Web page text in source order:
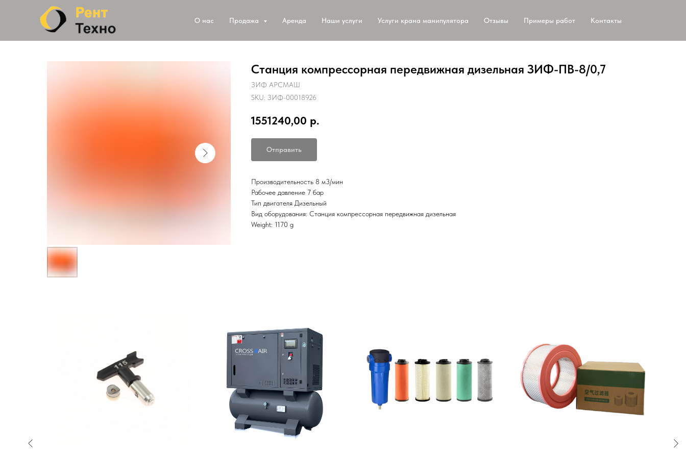
О нас Продажа Аренда Наши услуги Услуги крана манипулятора Отзывы Примеры работ Контакты
Станция компрессорная передвижная дизельная ЗИФ-ПВ-8/0,7
ЗИФ АРСМАШ
SKU: ЗИФ-00018926
1551240,00 р.
Отправить
Производительность 8 м3/мин
Рабочее давление 7 бар
Тип двигателя Дизельный
Вид оборудования: Станция компрессорная передвижная дизельная
Weight: 1170 g